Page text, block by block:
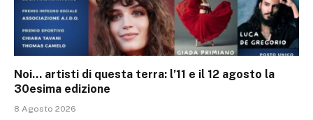
Noi… artisti di questa terra: l’11 e il 12 agosto la
30esima edizione
8 Agosto 2026